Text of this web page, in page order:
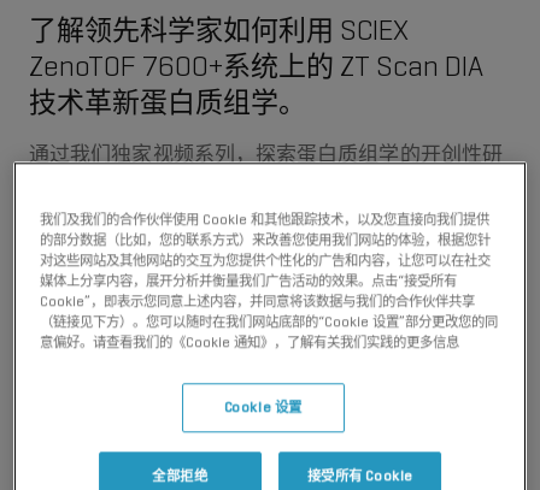
了解领先科学家如何利用 SCIEX
ZenoTOF 7600+系统上的 ZT Scan DIA
技术革新蛋白质组学。
通过我们独家视频系列，探索蛋白质组学的开创性研
立即观看
持续推动定量蛋白质组学
的革新
我们及我们的合作伙伴使用 Cookie 和其他跟踪技术，以及您直接向我们提供
的部分数据（比如，您的联系方式）来改善您使用我们网站的体验，根据您针
对这些网站及其他网站的交互为您提供个性化的广告和内容，让您可以在社交
媒体上分享内容，展开分析并衡量我们广告活动的效果。点击“接受所有
Cookie”，即表示您同意上述内容，并同意将该数据与我们的合作伙伴共享
（链接见下方）。您可以随时在我们网站底部的“Cookie 设置”部分更改您的同
意偏好。请查看我们的《Cookie 通知》，了解有关我们实践的更多信息
Cookie 设置
全部拒绝 接受所有 Cookie